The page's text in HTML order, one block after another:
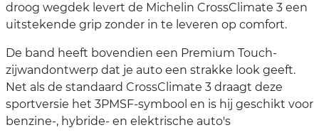
droog wegdek levert de Michelin CrossClimate 3 een
uitstekende grip zonder in te leveren op comfort.
De band heeft bovendien een Premium Touch-
zijwandontwerp dat je auto een strakke look geeft.
Net als de standaard CrossClimate 3 draagt deze
sportversie het 3PMSF-symbool en is hij geschikt voor
benzine-, hybride- en elektrische auto's